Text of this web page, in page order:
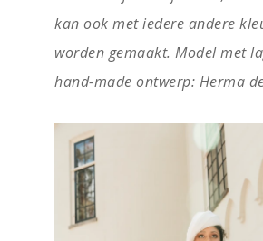
kan ook met iedere andere
worden gemaakt. Model met
hand-made ontwerp: Herma